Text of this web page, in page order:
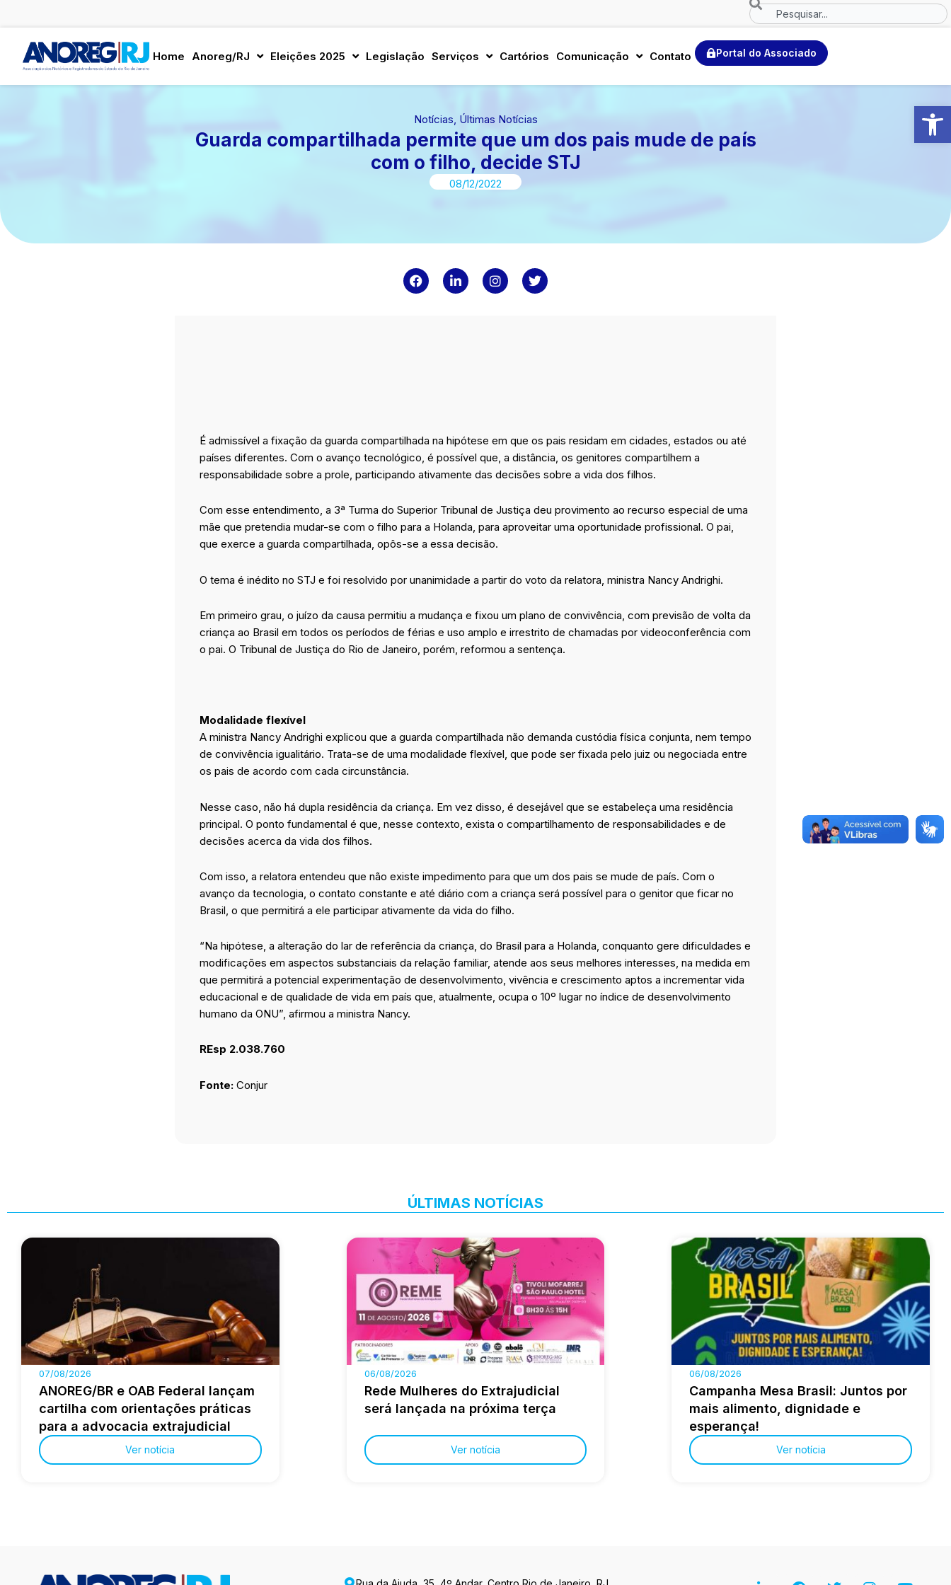
Abrir
Search
Home Anoreg/RJ Eleições 2025 Legislação Serviços Cartórios Comunicação Contato Portal do Associado
Notícias, Últimas Notícias
Guarda compartilhada permite que um dos pais mude de país
com o filho, decide STJ
08/12/2022
F
a
L
i
I
n
T
w
É admissível a fixação da guarda compartilhada na hipótese em que os pais residam em cidades, estados ou até
países diferentes. Com o avanço tecnológico, é possível que, a distância, os genitores compartilhem a
responsabilidade sobre a prole, participando ativamente das decisões sobre a vida dos filhos.
Com esse entendimento, a 3ª Turma do Superior Tribunal de Justiça deu provimento ao recurso especial de uma
mãe que pretendia mudar-se com o filho para a Holanda, para aproveitar uma oportunidade profissional. O pai,
que exerce a guarda compartilhada, opôs-se a essa decisão.
O tema é inédito no STJ e foi resolvido por unanimidade a partir do voto da relatora, ministra Nancy Andrighi.
Em primeiro grau, o juízo da causa permitiu a mudança e fixou um plano de convivência, com previsão de volta da
criança ao Brasil em todos os períodos de férias e uso amplo e irrestrito de chamadas por videoconferência com
o pai. O Tribunal de Justiça do Rio de Janeiro, porém, reformou a sentença.
Modalidade flexível
A ministra Nancy Andrighi explicou que a guarda compartilhada não demanda custódia física conjunta, nem tempo
de convivência igualitário. Trata-se de uma modalidade flexível, que pode ser fixada pelo juiz ou negociada entre
os pais de acordo com cada circunstância.
Nesse caso, não há dupla residência da criança. Em vez disso, é desejável que se estabeleça uma residência
principal. O ponto fundamental é que, nesse contexto, exista o compartilhamento de responsabilidades e de
decisões acerca da vida dos filhos.
Com isso, a relatora entendeu que não existe impedimento para que um dos pais se mude de país. Com o
avanço da tecnologia, o contato constante e até diário com a criança será possível para o genitor que ficar no
Brasil, o que permitirá a ele participar ativamente da vida do filho.
“Na hipótese, a alteração do lar de referência da criança, do Brasil para a Holanda, conquanto gere dificuldades e
modificações em aspectos substanciais da relação familiar, atende aos seus melhores interesses, na medida em
que permitirá a potencial experimentação de desenvolvimento, vivência e crescimento aptos a incrementar vida
educacional e de qualidade de vida em país que, atualmente, ocupa o 10º lugar no índice de desenvolvimento
humano da ONU”, afirmou a ministra Nancy.
REsp 2.038.760
Fonte: Conjur
ÚLTIMAS NOTÍCIAS
07/08/2026
ANOREG/BR e OAB Federal lançam
cartilha com orientações práticas
para a advocacia extrajudicial
Ver notícia
06/08/2026
Rede Mulheres do Extrajudicial
será lançada na próxima terça
Ver notícia
06/08/2026
Campanha Mesa Brasil: Juntos por
mais alimento, dignidade e
esperança!
Ver notícia
F T I Y